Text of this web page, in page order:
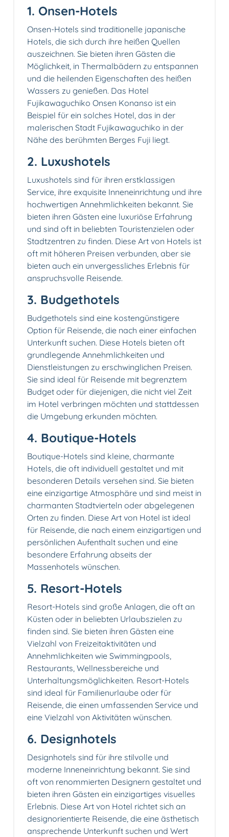
1. Onsen-Hotels
Onsen-Hotels sind traditionelle japanische
Hotels, die sich durch ihre heißen Quellen
auszeichnen. Sie bieten ihren Gästen die
Möglichkeit, in Thermalbädern zu entspannen
und die heilenden Eigenschaften des heißen
Wassers zu genießen. Das Hotel
Fujikawaguchiko Onsen Konanso ist ein
Beispiel für ein solches Hotel, das in der
malerischen Stadt Fujikawaguchiko in der
Nähe des berühmten Berges Fuji liegt.
2. Luxushotels
Luxushotels sind für ihren erstklassigen
Service, ihre exquisite Inneneinrichtung und ihre
hochwertigen Annehmlichkeiten bekannt. Sie
bieten ihren Gästen eine luxuriöse Erfahrung
und sind oft in beliebten Touristenzielen oder
Stadtzentren zu finden. Diese Art von Hotels ist
oft mit höheren Preisen verbunden, aber sie
bieten auch ein unvergessliches Erlebnis für
anspruchsvolle Reisende.
3. Budgethotels
Budgethotels sind eine kostengünstigere
Option für Reisende, die nach einer einfachen
Unterkunft suchen. Diese Hotels bieten oft
grundlegende Annehmlichkeiten und
Dienstleistungen zu erschwinglichen Preisen.
Sie sind ideal für Reisende mit begrenztem
Budget oder für diejenigen, die nicht viel Zeit
im Hotel verbringen möchten und stattdessen
die Umgebung erkunden möchten.
4. Boutique-Hotels
Boutique-Hotels sind kleine, charmante
Hotels, die oft individuell gestaltet und mit
besonderen Details versehen sind. Sie bieten
eine einzigartige Atmosphäre und sind meist in
charmanten Stadtvierteln oder abgelegenen
Orten zu finden. Diese Art von Hotel ist ideal
für Reisende, die nach einem einzigartigen und
persönlichen Aufenthalt suchen und eine
besondere Erfahrung abseits der
Massenhotels wünschen.
5. Resort-Hotels
Resort-Hotels sind große Anlagen, die oft an
Küsten oder in beliebten Urlaubszielen zu
finden sind. Sie bieten ihren Gästen eine
Vielzahl von Freizeitaktivitäten und
Annehmlichkeiten wie Swimmingpools,
Restaurants, Wellnessbereiche und
Unterhaltungsmöglichkeiten. Resort-Hotels
sind ideal für Familienurlaube oder für
Reisende, die einen umfassenden Service und
eine Vielzahl von Aktivitäten wünschen.
6. Designhotels
Designhotels sind für ihre stilvolle und
moderne Inneneinrichtung bekannt. Sie sind
oft von renommierten Designern gestaltet und
bieten ihren Gästen ein einzigartiges visuelles
Erlebnis. Diese Art von Hotel richtet sich an
designorientierte Reisende, die eine ästhetisch
ansprechende Unterkunft suchen und Wert